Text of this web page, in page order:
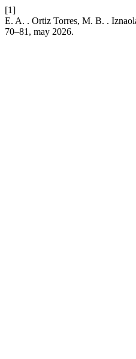
[1]
E. A. . Ortiz Torres, M. B. .
70–81, may 2026.